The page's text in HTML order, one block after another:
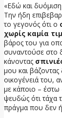
«Εδώ και
Την ήδη
το γεγονός ότι ο
χωρίς καμία
βάρος του για
συναντούσε στο
κάνοντας
μου και
οικογένειά του,
με κάποιο – έστω
ψευδώς ότι τάχα
πράγμα που δεν